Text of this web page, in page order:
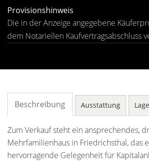
Provisionshinweis
Die in der Anzeige angegebene
dem Notariellen Kaufvertragsabschluss
Beschreibung Ausstattung Lage
Zum Verkauf steht ein ansprechendes,
Mehrfamilienhaus in Friedrichsthal, das
hervorragende Gelegenheit für